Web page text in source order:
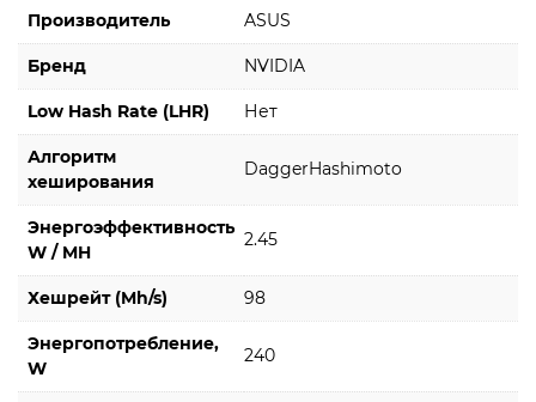
Производитель ASUS
Бренд NVIDIA
Low Hash Rate (LHR) Нет
Алгоритм
хеширования
DaggerHashimoto
Энергоэффективность
W / MH
2.45
Хешрейт (Mh/s) 98
Энергопотребление,
W
240